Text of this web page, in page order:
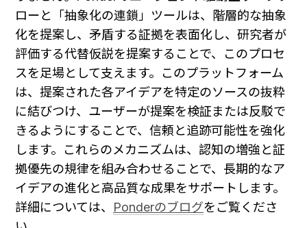
ローと「抽象化の連鎖」ツールは、階層的な抽象
化を提案し、矛盾する証拠を表面化し、研究者が
評価する代替仮説を提案することで、このプロセ
スを足場として支えます。このプラットフォーム
は、提案された各アイデアを特定のソースの抜粋
に結びつけ、ユーザーが提案を検証または反駁で
きるようにすることで、信頼と追跡可能性を強化
します。これらのメカニズムは、認知の増強と証
拠優先の規律を組み合わせることで、長期的なア
イデアの進化と高品質な成果をサポートします。
詳細については、 Ponderのブログをご覧くださ